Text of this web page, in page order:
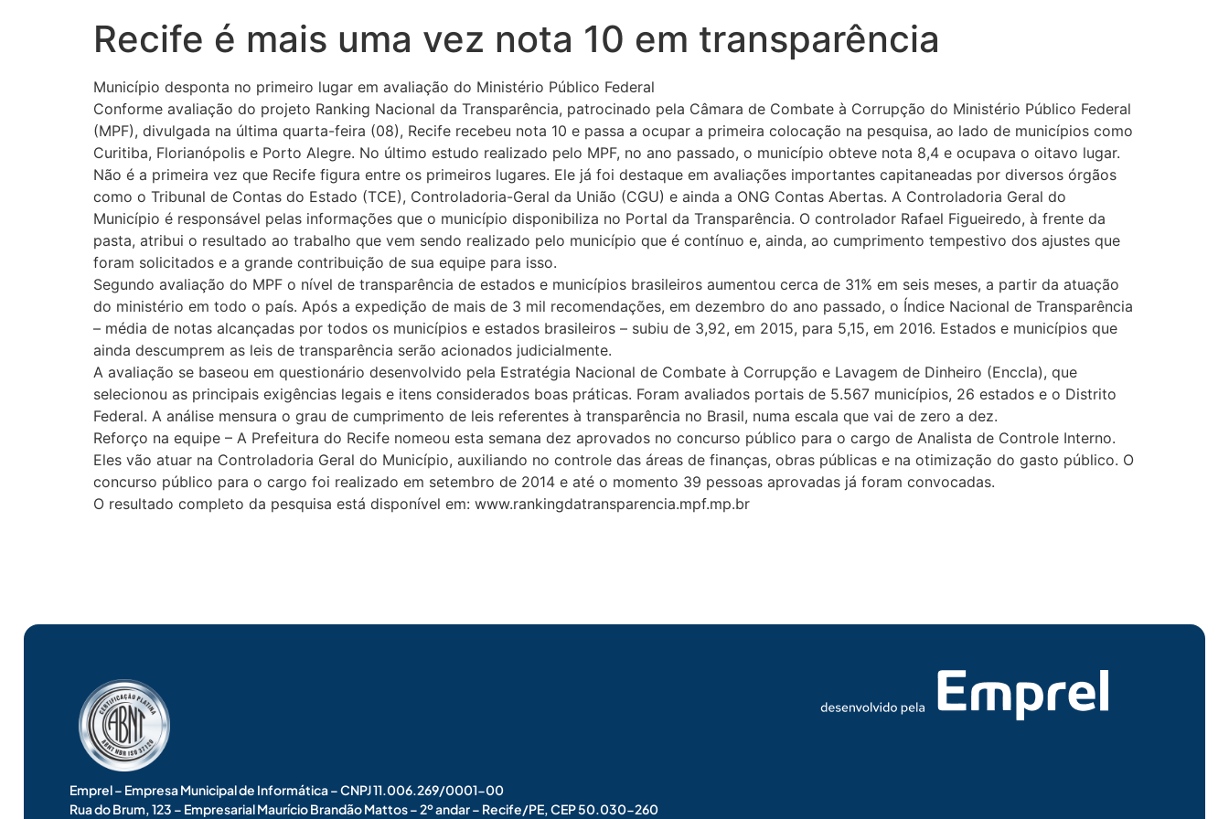
Recife é mais uma vez nota 10 em transparência
Município desponta no primeiro lugar em avaliação do Ministério Público Federal
Conforme avaliação do projeto Ranking Nacional da Transparência, patrocinado pela Câmara de Combate à Corrupção do Ministério Público Federal
(MPF), divulgada na última quarta-feira (08), Recife recebeu nota 10 e passa a ocupar a primeira colocação na pesquisa, ao lado de municípios como
Curitiba, Florianópolis e Porto Alegre. No último estudo realizado pelo MPF, no ano passado, o município obteve nota 8,4 e ocupava o oitavo lugar.
Não é a primeira vez que Recife figura entre os primeiros lugares. Ele já foi destaque em avaliações importantes capitaneadas por diversos órgãos
como o Tribunal de Contas do Estado (TCE), Controladoria-Geral da União (CGU) e ainda a ONG Contas Abertas. A Controladoria Geral do
Município é responsável pelas informações que o município disponibiliza no Portal da Transparência. O controlador Rafael Figueiredo, à frente da
pasta, atribui o resultado ao trabalho que vem sendo realizado pelo município que é contínuo e, ainda, ao cumprimento tempestivo dos ajustes que
foram solicitados e a grande contribuição de sua equipe para isso.
Segundo avaliação do MPF o nível de transparência de estados e municípios brasileiros aumentou cerca de 31% em seis meses, a partir da atuação
do ministério em todo o país. Após a expedição de mais de 3 mil recomendações, em dezembro do ano passado, o Índice Nacional de Transparência
– média de notas alcançadas por todos os municípios e estados brasileiros – subiu de 3,92, em 2015, para 5,15, em 2016. Estados e municípios que
ainda descumprem as leis de transparência serão acionados judicialmente.
A avaliação se baseou em questionário desenvolvido pela Estratégia Nacional de Combate à Corrupção e Lavagem de Dinheiro (Enccla), que
selecionou as principais exigências legais e itens considerados boas práticas. Foram avaliados portais de 5.567 municípios, 26 estados e o Distrito
Federal. A análise mensura o grau de cumprimento de leis referentes à transparência no Brasil, numa escala que vai de zero a dez.
Reforço na equipe – A Prefeitura do Recife nomeou esta semana dez aprovados no concurso público para o cargo de Analista de Controle Interno.
Eles vão atuar na Controladoria Geral do Município, auxiliando no controle das áreas de finanças, obras públicas e na otimização do gasto público. O
concurso público para o cargo foi realizado em setembro de 2014 e até o momento 39 pessoas aprovadas já foram convocadas.
O resultado completo da pesquisa está disponível em: www.rankingdatransparencia.mpf.mp.br
Emprel – Empresa Municipal de Informática – CNPJ 11.006.269/0001-00
Rua do Brum, 123 – Empresarial Maurício Brandão Mattos – 2º andar – Recife/PE, CEP 50.030-260